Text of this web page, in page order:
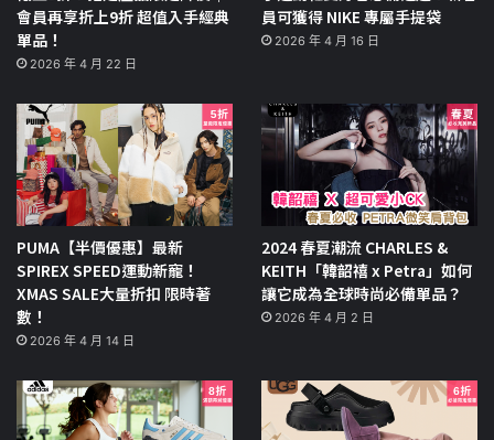
會員再享折上9折 超值入手經典
單品！
2026 年 4 月 22 日
員可獲得 NIKE 專屬手提袋
2026 年 4 月 16 日
PUMA【半價優惠】最新
SPIREX SPEED運動新寵！
XMAS SALE大量折扣 限時著
數！
2026 年 4 月 14 日
2024 春夏潮流 CHARLES &
KEITH「韓韶禧 x Petra」如何
讓它成為全球時尚必備單品？
2026 年 4 月 2 日